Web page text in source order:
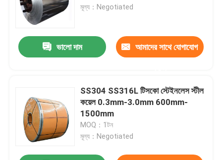
বাড়ি
পণ্য
মূল্য：Negotiated
ভালো দাম আমাদের সাথে যোগাযোগ
SS304 SS316L টিসকো স্টেইনলেস স্টীল
কয়েল 0.3mm-3.0mm 600mm-
1500mm
MOQ：1টন
মূল্য：Negotiated